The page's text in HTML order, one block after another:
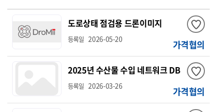
도로상태 점검용 드론이미지
등록일 2026-05-20 가격협의
2025년 수산물 수입 네트워크 DB
등록일 2026-03-26 가격협의